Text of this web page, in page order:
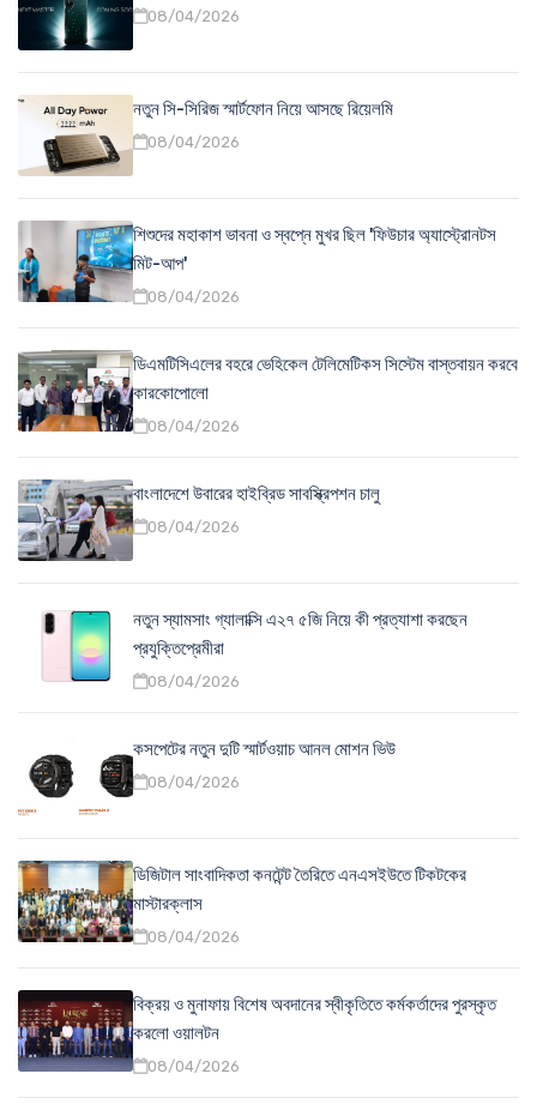
08/04/2026
নতুন সি-সিরিজ স্মার্টফোন নিয়ে আসছে রিয়েলমি
08/04/2026
শিশুদের মহাকাশ ভাবনা ও স্বপ্নে মুখর ছিল 'ফিউচার অ্যাস্ট্রোনটস
মিট-আপ'
08/04/2026
ডিএমটিসিএলের বহরে ভেহিকেল টেলিমেটিকস সিস্টেম বাস্তবায়ন করবে
কারকোপোলো
08/04/2026
বাংলাদেশে উবারের হাইব্রিড সাবস্ক্রিপশন চালু
08/04/2026
নতুন স্যামসাং গ্যালাক্সি এ২৭ ৫জি নিয়ে কী প্রত্যাশা করছেন
প্রযুক্তিপ্রেমীরা
08/04/2026
কসপেটের নতুন দুটি স্মার্টওয়াচ আনল মোশন ভিউ
08/04/2026
ডিজিটাল সাংবাদিকতা কনটেন্ট তৈরিতে এনএসইউতে টিকটকের
মাস্টারক্লাস
08/04/2026
বিক্রয় ও মুনাফায় বিশেষ অবদানের স্বীকৃতিতে কর্মকর্তাদের পুরস্কৃত
করলো ওয়ালটন
08/04/2026